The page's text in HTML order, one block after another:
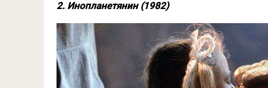
2. Инопланетянин (1982)